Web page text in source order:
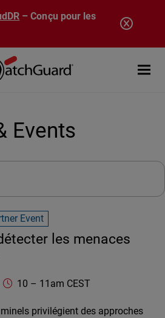
– Conçu pour les
Open
Events
Event
les menaces
https://www.watchguard.com/
10 – 11am CEST
privilégient des approches